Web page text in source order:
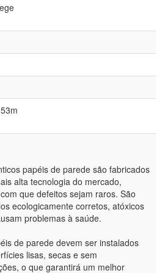
papéis de parede são fabricados
alta tecnologia do mercado,
que defeitos sejam raros. São
ecologicamente corretos, atóxicos
problemas à saúde.
de parede devem ser instalados
lisas, secas e sem
o que garantirá um melhor